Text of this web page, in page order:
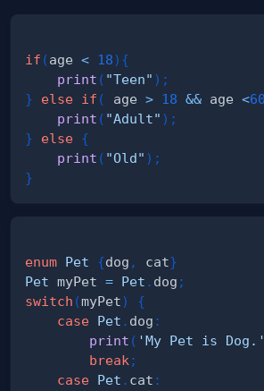
if (age < 18) {
print ( "Teen" ) ;
}
else if ( age > 18 && age <60
print ( "Adult" ) ;
}
else {
print ( "Old" ) ;
}
enum Pet {dog , cat}
Pet myPet = Pet . dog ;
switch (myPet)
{
case Pet . dog :
print ( 'My Pet is Dog.'
break ;
case Pet . cat :